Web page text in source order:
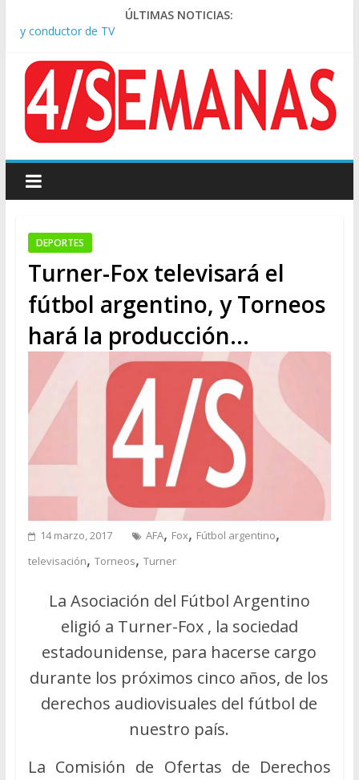
ÚLTIMAS NOTICIAS:
Tras la aprobación de la ley de propiedad privada, Bullrich
Causa AFA: el juez Amarante calificó de “ficción judicial” el
traslado del expediente a Campana
A pocas cuadras de La Bombonera chocaron un tren y un
colectivo: siete heridos
Día de San Cayetano: masiva marcha a Plaza de Mayo de
Pesar por la muerte de Leandro Rud, histórico representante
y conductor de TV
DEPORTES
Turner-Fox televisará el
fútbol argentino, y Torneos
hará la producción…
14 marzo, 2017 AFA, Fox, Fútbol argentino,
televisación, Torneos, Turner
La Asociación del Fútbol Argentino
eligió a Turner-Fox , la sociedad
estadounidense, para hacerse cargo
durante los próximos cinco años, de los
derechos audiovisuales del fútbol de
nuestro país.
La Comisión de Ofertas de Derechos